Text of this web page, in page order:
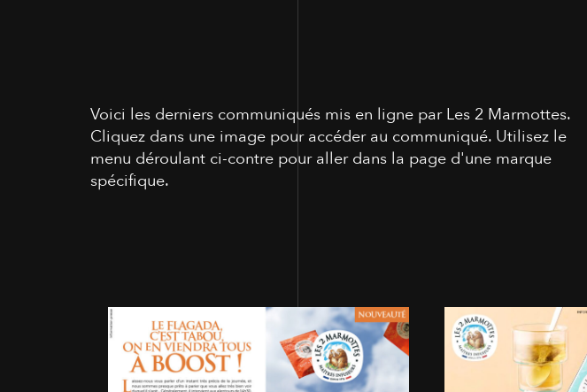
Voici les derniers communiqués mis en ligne par Les 2 Marmottes.
Cliquez dans une image pour accéder au communiqué. Utilisez le
menu déroulant ci-contre pour aller dans la page d'une marque
spécifique.